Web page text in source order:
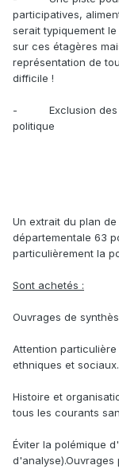
participatives,
serait typiquement le
sur ces étagères
représentation de
difficile !
- Exclusion des
politique
Un extrait du plan
départementale 63
particulièrement la
Sont achetés :
Ouvrages de
Attention
ethniques et sociaux.
Histoire et
tous les courants
Éviter la polémique